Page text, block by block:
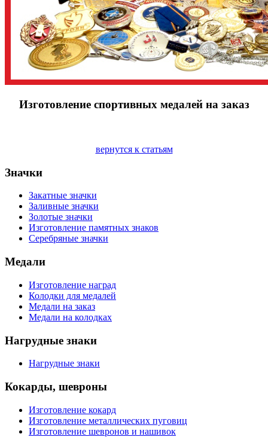
Изготовление спортивных медалей на заказ
вернутся к статьям
Значки
Закатные значки
Заливные значки
Золотые значки
Изготовление памятных знаков
Серебряные значки
Медали
Изготовление наград
Колодки для медалей
Медали на заказ
Медали на колодках
Нагрудные знаки
Нагрудные знаки
Кокарды, шевроны
Изготовление кокард
Изготовление металлических пуговиц
Изготовление шевронов и нашивок